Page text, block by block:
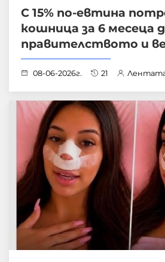
С 15% по-евтина
кошница за 6 месеца
правителството и
08-06-2026г. 21